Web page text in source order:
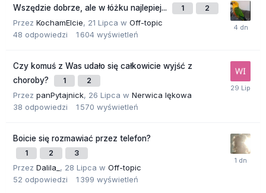
Wszędzie dobrze, ale w łóżku najlepiej... 1 2
Przez KochamElcie, 21 Lipca w Off-topic
48 odpowiedzi 1 604 wyświetleń
Czy komuś z Was udało się całkowicie wyjść z
choroby?
1 2
Przez panPytajnick, 26 Lipca w Nerwica lękowa
38 odpowiedzi 1 570 wyświetleń
Boicie się rozmawiać przez telefon?
1 2 3
Przez Dalila_ , 28 Lipca w Off-topic
52 odpowiedzi 1 399 wyświetleń